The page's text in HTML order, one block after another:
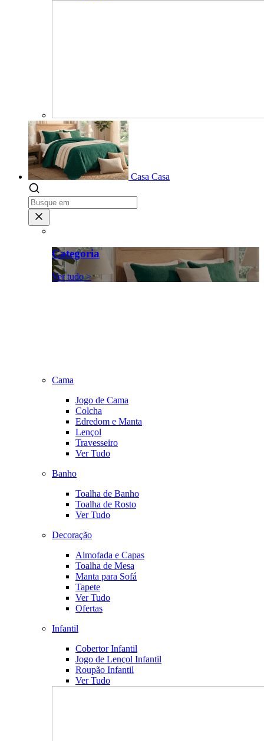
Casa Casa
Categoria
Ver tudo >
Cama
Jogo de Cama
Colcha
Edredom e Manta
Lençol
Travesseiro
Ver Tudo
Banho
Toalha de Banho
Toalha de Rosto
Ver Tudo
Decoração
Almofada e Capas
Toalha de Mesa
Manta para Sofá
Tapete
Ver Tudo
Ofertas
Infantil
Cobertor Infantil
Jogo de Lençol Infantil
Roupão Infantil
Ver Tudo